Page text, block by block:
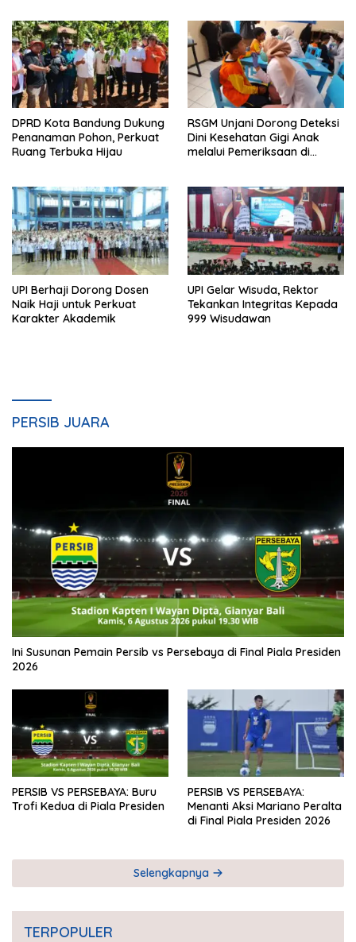
DPRD Kota Bandung Dukung
Penanaman Pohon, Perkuat
Ruang Terbuka Hijau
RSGM Unjani Dorong Deteksi
Dini Kesehatan Gigi Anak
melalui Pemeriksaan di
UPI Berhaji Dorong Dosen
Naik Haji untuk Perkuat
Karakter Akademik
UPI Gelar Wisuda, Rektor
Tekankan Integritas Kepada
999 Wisudawan
PERSIB JUARA
Ini Susunan Pemain Persib vs Persebaya di Final Piala Presiden
2026
PERSIB VS PERSEBAYA: Buru
Trofi Kedua di Piala Presiden
PERSIB VS PERSEBAYA:
Menanti Aksi Mariano Peralta
di Final Piala Presiden 2026
Selengkapnya
TERPOPULER